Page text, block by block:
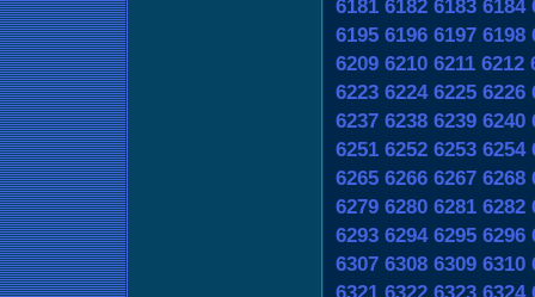
6181 6182 6183 6184
6195 6196 6197 6198
6209 6210 6211 6212
6223 6224 6225 6226
6237 6238 6239 6240
6251 6252 6253 6254
6265 6266 6267 6268
6279 6280 6281 6282
6293 6294 6295 6296
6307 6308 6309 6310
6321 6322 6323 6324